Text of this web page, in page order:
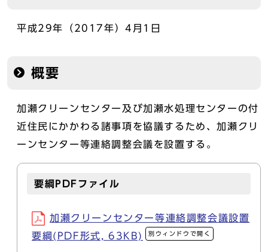
平成29年（2017年）4月1日
概要
加瀬クリーンセンター及び加瀬水処理センターの付
近住民にかかわる諸事項を協議するため、加瀬クリ
ーンセンター等連絡調整会議を設置する。
要綱PDFファイル
加瀬クリーンセンター等連絡調整会議設置
要綱(PDF形式, 63KB)
別ウィンドウで開く